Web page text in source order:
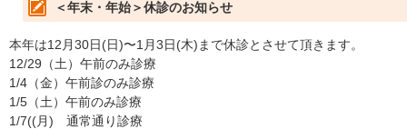
＜年末・年始＞休診のお知らせ
本年は12月30日(日)〜1月3日(木)まで休診とさせて頂きます。
12/29（土）午前のみ診療
1/4（金）午前診のみ診療
1/5（土）午前のみ診療
1/7((月) 通常通り診療